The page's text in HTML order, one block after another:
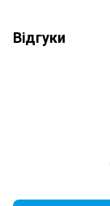
Відгуки